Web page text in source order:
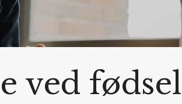
ved fødsel